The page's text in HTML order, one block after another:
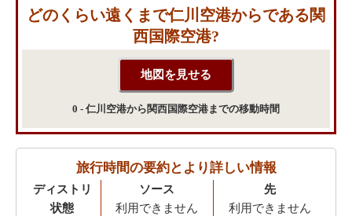
どのくらい遠くまで仁川空港からである関
西国際空港?
0 - 仁川空港から関西国際空港までの移動時間
旅行時間の要約とより詳しい情報
ディストリ
状態
ソース
利用できません
先
利用できません